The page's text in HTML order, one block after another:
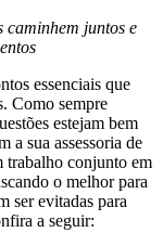
caminhem juntos e
essenciais que
Como sempre
estejam bem
a sua assessoria de
trabalho conjunto em
o melhor para
ser evitadas para
a seguir: